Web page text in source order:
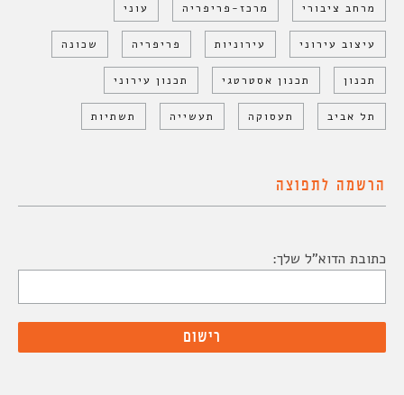
מרחב ציבורי מרכז-פריפריה עוני
עיצוב עירוני עירוניות פריפריה שכונה
תכנון תכנון אסטרטגי תכנון עירוני
תל אביב תעסוקה תעשייה תשתיות
הרשמה לתפוצה
כתובת הדוא"ל שלך: